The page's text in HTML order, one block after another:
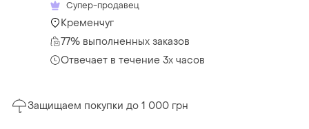
Супер-продавец
Кременчуг
77% выполненных заказов
Отвечает в течение 3х часов
Защищаем покупки до 1 000 грн